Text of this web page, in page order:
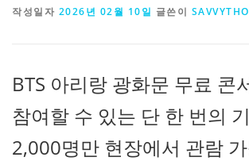
작성일자 2026년 02월 10일 글쓴이
BTS 아리랑 광화문 무료 콘
참여할 수 있는 단 한 번의
2,000명만 현장에서 관람